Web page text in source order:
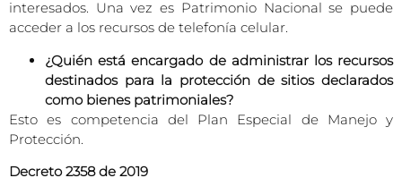
interesados. Una vez es Patrimonio Nacional se puede
acceder a los recursos de telefonía celular.
¿Quién está encargado de administrar los recursos
destinados para la protección de sitios declarados
como bienes patrimoniales?
Esto es competencia del Plan Especial de Manejo y
Protección.
Decreto 2358 de 2019